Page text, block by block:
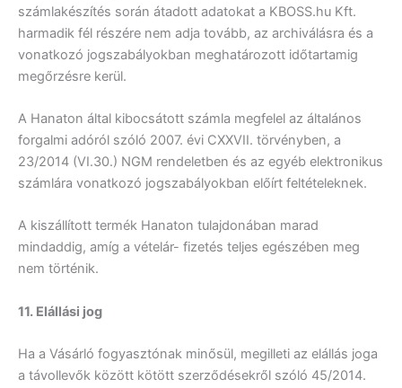
számlakészítés során átadott adatokat a KBOSS.hu Kft.
harmadik fél részére nem adja tovább, az archiválásra és a
vonatkozó jogszabályokban meghatározott időtartamig
megőrzésre kerül.
A Hanaton által kibocsátott számla megfelel az általános
forgalmi adóról szóló 2007. évi CXXVII. törvényben, a
23/2014 (VI.30.) NGM rendeletben és az egyéb elektronikus
számlára vonatkozó jogszabályokban előírt feltételeknek.
A kiszállított termék Hanaton tulajdonában marad
mindaddig, amíg a vételár- fizetés teljes egészében meg
nem történik.
11. Elállási jog
Ha a Vásárló fogyasztónak minősül, megilleti az elállás joga
a távollevők között kötött szerződésekről szóló 45/2014.